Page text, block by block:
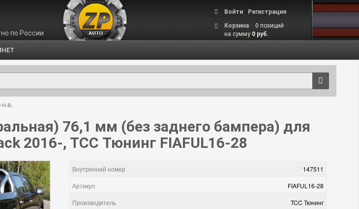
по России
Войти
Регистрация
Корзина
0 позиций
на сумму0 руб.
н.в.
76,1 мм (без заднего бампера) для
2016-, TCC Тюнинг FIAFUL16-28
Внутренний номер
147511
Артикул
FIAFUL16-28
Производитель
TCC Тюнинг